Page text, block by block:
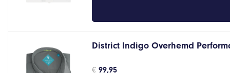
District Indigo Overhemd
€ 99,95